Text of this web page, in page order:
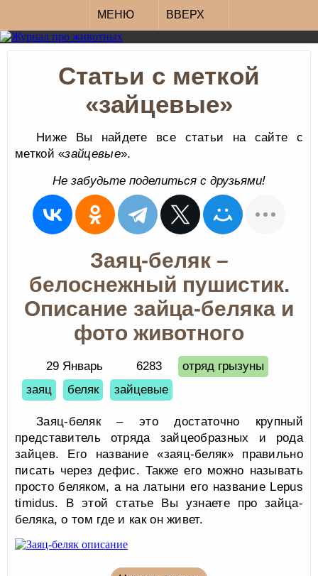
МЕНЮ ВВЕРХ
Статьи с меткой
«зайцевые»
Ниже Вы найдете все статьи на сайте с
меткой «зайцевые».
Не забудьте поделиться с друзьями!
Заяц-беляк –
белоснежный пушистик.
Описание зайца-беляка и
фото животного
29 Январь 6283
отряд грызуны
заяц
беляк зайцевые
Заяц-беляк – это достаточно крупный
представитель отряда зайцеобразных и рода
зайцев. Его название «заяц-беляк» правильно
писать через дефис. Также его можно называть
просто беляком, а на латыни его название Lepus
timidus. В этой статье Вы узнаете про зайца-
беляка, о том где и как он живет.